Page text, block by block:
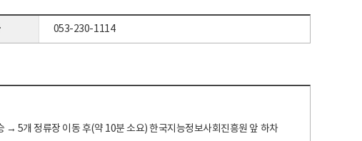
053-230-1114
5개 정류장 이동 후(약 10분 소요) 한국지능정보사회진흥원 앞 하차